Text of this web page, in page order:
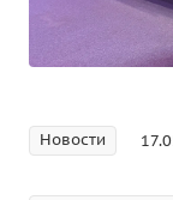
Новости